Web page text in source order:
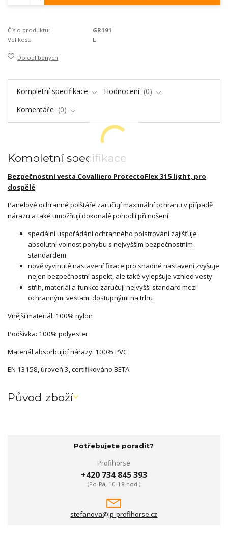
Číslo produktu:
GR191
Velikost:
L
Do oblíbených
Kompletní specifikace Hodnocení
0
Komentáře
0
Kompletní specifikace
Bezpečnostnívesta Covalliero ProtectoFlex 315 light, pro
dospělé
Panelové ochranné polštáře zaručují maximální ochranu v případě
nárazu a také umožňují dokonalé pohodlí při nošení
speciální uspořádání ochranného polstrování zajišťuje
absolutní volnost pohybu s nejvyšším bezpečnostním
standardem
nově vyvinuté nastavení fixace pro snadné nastavení zvyšuje
nejen bezpečnostní aspekt, ale také vylepšuje vzhled vesty
střih, materiál a funkce zaručují nejvyšší standard mezi
ochrannými vestami dostupnými na trhu
Vnější materiál: 100% nylon
Podšívka: 100% polyester
Materiál absorbující nárazy: 100% PVC
EN 13158, úroveň 3, certifikováno BETA
Původ zboží
Potřebujete poradit?
Profihorse
+420 734 845 393
(Po-Pá, 10-18 hod.)
stefanova@jp-profihorse.cz